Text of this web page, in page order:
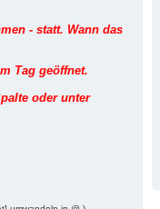
- statt. Wann das
Tag geöffnet.
oder unter